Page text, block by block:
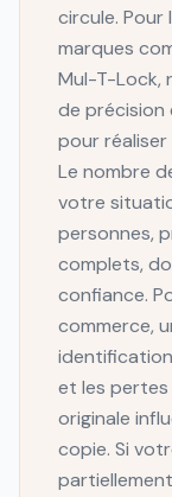
circule.
marques
Mul-T-Lock,
de précision
pour réaliser
Le nombre
votre
personnes,
complets,
confiance.
commerce,
et les pertes
originale
copie. Si